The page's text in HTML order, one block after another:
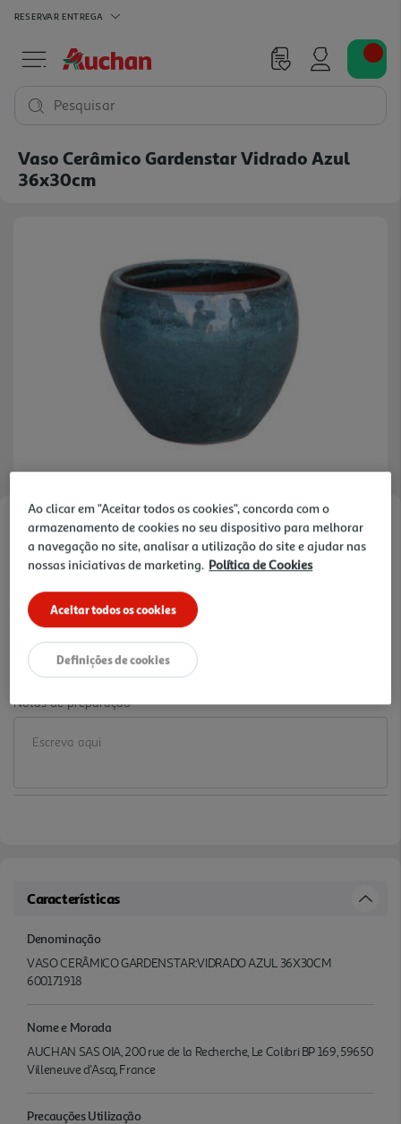
RESERVAR ENTREGA
Pesquisar
Vaso Cerâmico Gardenstar Vidrado Azul
36x30cm
Faça a sua avaliação
Ref. / EAN:3665257616885
24,99 €
Notas de preparação
Características
Denominação
VASO CERÂMICO GARDENSTAR:VIDRADO AZUL 36X30CM
600171918
Nome e Morada
AUCHAN SAS OIA, 200 rue de la Recherche, Le Colibri BP 169, 59650
Villeneuve d'Ascq, France
Precauções Utilização
Ao clicar em "Aceitar todos os cookies", concorda com o
armazenamento de cookies no seu dispositivo para melhorar
a navegação no site, analisar a utilização do site e ajudar nas
nossas iniciativas de marketing. Política de Cookies
Aceitar todos os cookies
Definições de cookies